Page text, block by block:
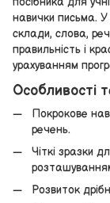
навички письма. У
склади, слова,
правильність і
урахуванням
Особливості
Покрокове
речень.
Чіткі зразки
Розвиток